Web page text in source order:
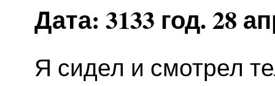
Дата: 3133 год. 28
Я сидел и смотрел